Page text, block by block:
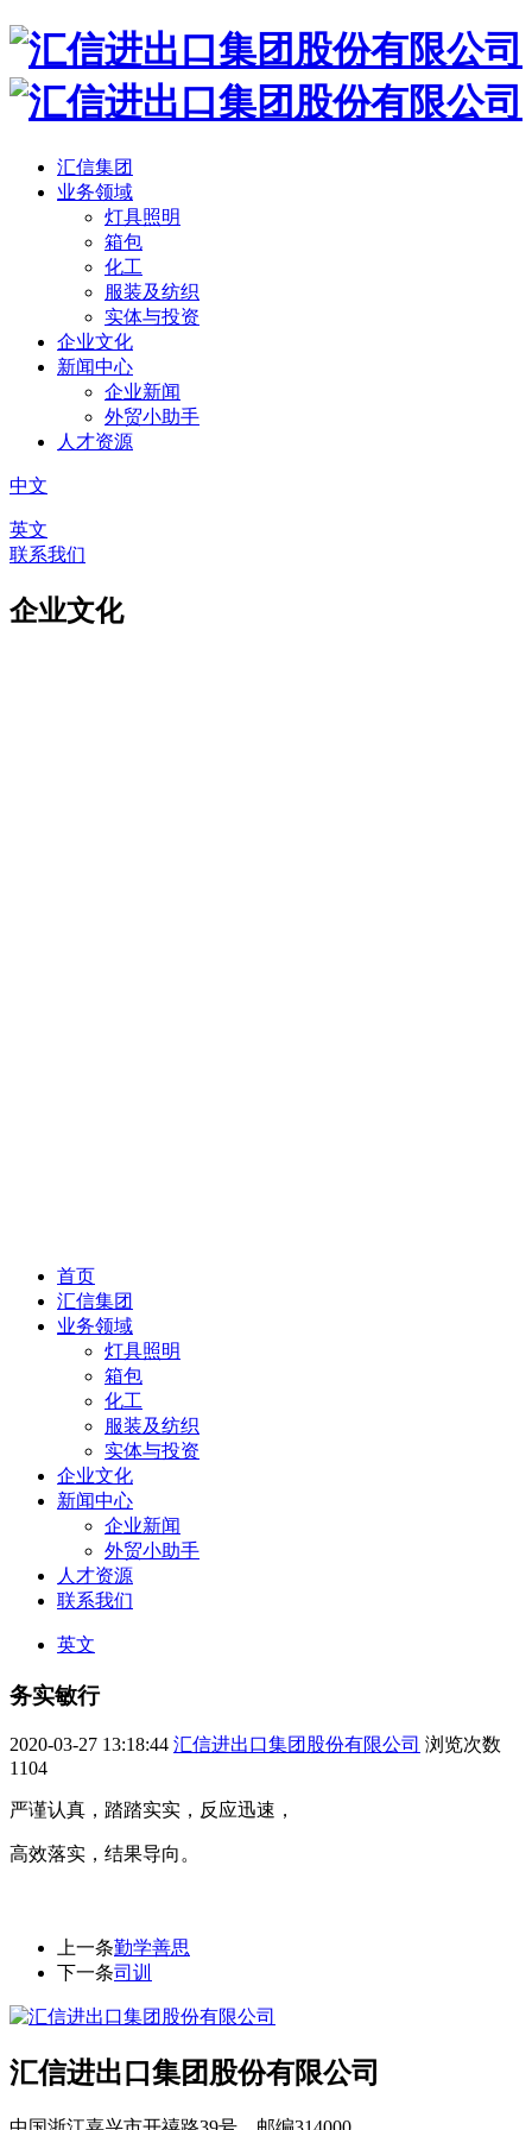
汇信集团
业务领域
灯具照明
箱包
化工
服装及纺织
实体与投资
企业文化
新闻中心
企业新闻
外贸小助手
人才资源
中文
英文
联系我们
企业文化
首页
汇信集团
业务领域
灯具照明
箱包
化工
服装及纺织
实体与投资
企业文化
新闻中心
企业新闻
外贸小助手
人才资源
联系我们
英文
务实敏行
2020-03-27 13:18:44 汇信进出口集团股份有限公司 浏览次数
1104
严谨认真，踏踏实实，反应迅速，
高效落实，结果导向。
上一条勤学善思
下一条司训
汇信进出口集团股份有限公司